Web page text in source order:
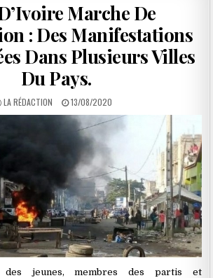
Marche De
: Des Manifestations
Dans Plusieurs Villes
Du Pays.
LA RÉDACTION 13/08/2020
des jeunes, membres des partis et